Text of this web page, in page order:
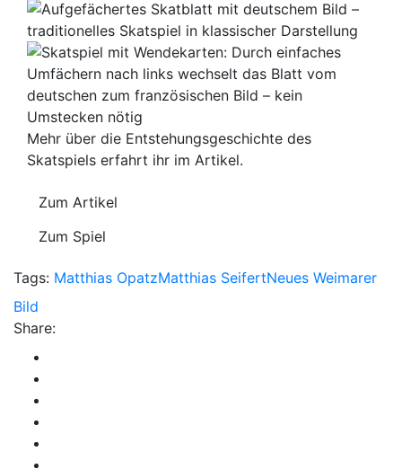
Mehr über die Entstehungsgeschichte des
Skatspiels erfahrt ihr im Artikel.
Zum Artikel
Zum Spiel
Tags: Matthias OpatzMatthias SeifertNeues Weimarer
Bild
Share: